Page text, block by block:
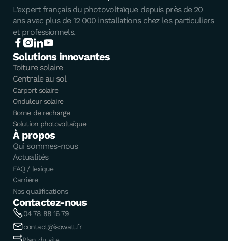
L’expert français du photovoltaïque depuis près de 20
ans avec plus de 12 000 installations chez les particuliers
et professionnels.
Solutions innovantes
Toiture solaire
Centrale au sol
Carport solaire
Onduleur solaire
Borne de recharge
Solution photovoltaïque
À propos
Qui sommes-nous
Actualités
FAQ / lexique
Carrière
Nos qualifications
Contactez-nous
04 78 88 16 79
contact@isowatt.fr